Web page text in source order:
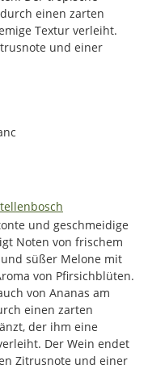
einen zarten
Textur verleiht.
und einer
und geschmeidige
Noten von frischem
süßer Melone mit
von Pfirsichblüten.
von Ananas am
einen zarten
der ihm eine
Der Wein endet
Zitrusnote und einer